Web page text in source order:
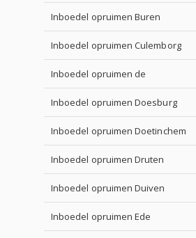
Inboedel opruimen Buren
Inboedel opruimen Culemborg
Inboedel opruimen de
Inboedel opruimen Doesburg
Inboedel opruimen Doetinchem
Inboedel opruimen Druten
Inboedel opruimen Duiven
Inboedel opruimen Ede